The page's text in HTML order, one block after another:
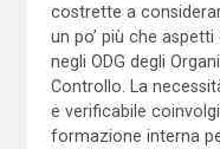
costrette a
un po’ più che aspetti
negli ODG degli
Controllo. La
e verificabile
formazione interna